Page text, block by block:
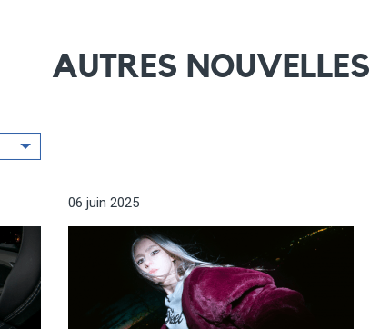
AUTRES NOUVELLES
06 juin 2025